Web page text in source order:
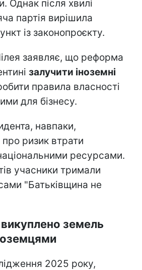
Однак після хвилі
партія вирішила
із законопроєкту.
заявляє, що реформа
залучити іноземні
правила власності
для бізнесу.
навпаки,
ризик втрати
ресурсами.
учасники тримали
"Батьківщина не
земель
2025 року,